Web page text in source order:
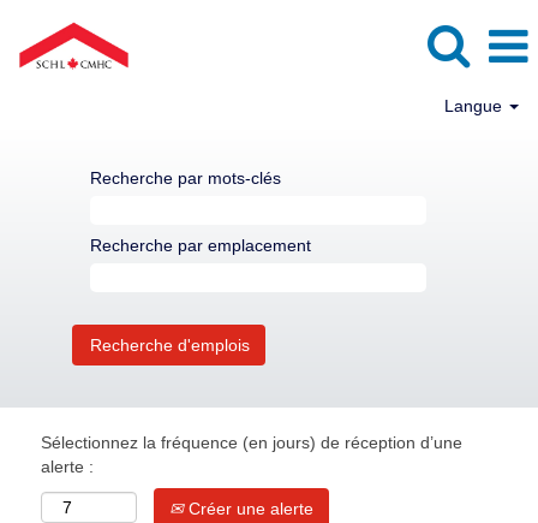
Langue
Recherche par mots-clés
Recherche par emplacement
Sélectionnez la fréquence (en jours) de réception d’une
alerte :
Créer une alerte